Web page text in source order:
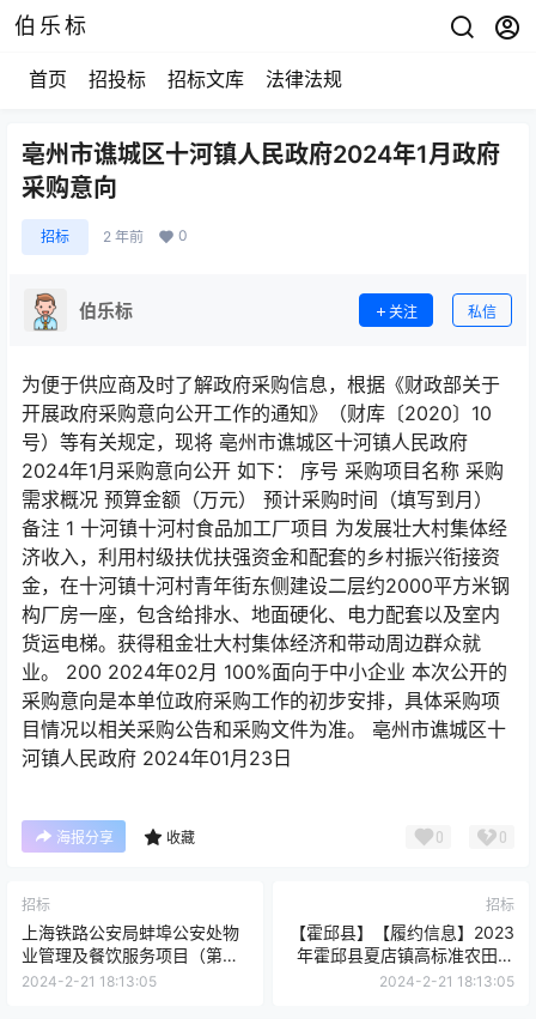
伯乐标
首页 招投标 招标文库 法律法规
亳州市谯城区十河镇人民政府2024年1月政府
采购意向
招标 2 年前 0
伯乐标 关注 私信
为便于供应商及时了解政府采购信息，根据《财政部关于
开展政府采购意向公开工作的通知》（财库〔2020〕10
号）等有关规定，现将 亳州市谯城区十河镇人民政府
2024年1月采购意向公开 如下： 序号 采购项目名称 采购
需求概况 预算金额（万元） 预计采购时间（填写到月）
备注 1 十河镇十河村食品加工厂项目 为发展壮大村集体经
济收入，利用村级扶优扶强资金和配套的乡村振兴衔接资
金，在十河镇十河村青年街东侧建设二层约2000平方米钢
构厂房一座，包含给排水、地面硬化、电力配套以及室内
货运电梯。获得租金壮大村集体经济和带动周边群众就
业。 200 2024年02月 100%面向于中小企业 本次公开的
采购意向是本单位政府采购工作的初步安排，具体采购项
目情况以相关采购公告和采购文件为准。 亳州市谯城区十
河镇人民政府 2024年01月23日
海报分享 收藏 0 0
招标
上海铁路公安局蚌埠公安处物
业管理及餐饮服务项目（第二
次）竞争性磋商
2024-2-21 18:13:05
招标
【霍邱县】【履约信息】2023
年霍邱县夏店镇高标准农田建
设项目一标段[履约信息]
2024-2-21 18:13:05